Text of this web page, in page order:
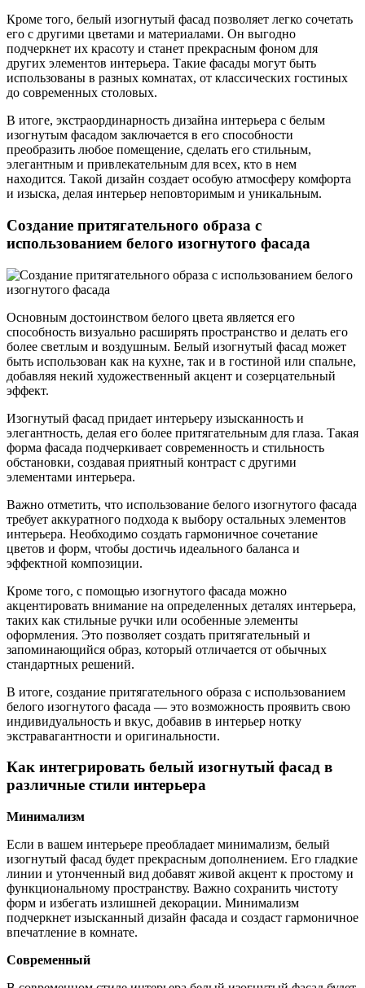
Кроме того, белый изогнутый фасад позволяет легко сочетать
его с другими цветами и материалами. Он выгодно
подчеркнет их красоту и станет прекрасным фоном для
других элементов интерьера. Такие фасады могут быть
использованы в разных комнатах, от классических гостиных
до современных столовых.
В итоге, экстраординарность дизайна интерьера с белым
изогнутым фасадом заключается в его способности
преобразить любое помещение, сделать его стильным,
элегантным и привлекательным для всех, кто в нем
находится. Такой дизайн создает особую атмосферу комфорта
и изыска, делая интерьер неповторимым и уникальным.
Создание притягательного образа с
использованием белого изогнутого фасада
Основным достоинством белого цвета является его
способность визуально расширять пространство и делать его
более светлым и воздушным. Белый изогнутый фасад может
быть использован как на кухне, так и в гостиной или спальне,
добавляя некий художественный акцент и созерцательный
эффект.
Изогнутый фасад придает интерьеру изысканность и
элегантность, делая его более притягательным для глаза. Такая
форма фасада подчеркивает современность и стильность
обстановки, создавая приятный контраст с другими
элементами интерьера.
Важно отметить, что использование белого изогнутого фасада
требует аккуратного подхода к выбору остальных элементов
интерьера. Необходимо создать гармоничное сочетание
цветов и форм, чтобы достичь идеального баланса и
эффектной композиции.
Кроме того, с помощью изогнутого фасада можно
акцентировать внимание на определенных деталях интерьера,
таких как стильные ручки или особенные элементы
оформления. Это позволяет создать притягательный и
запоминающийся образ, который отличается от обычных
стандартных решений.
В итоге, создание притягательного образа с использованием
белого изогнутого фасада — это возможность проявить свою
индивидуальность и вкус, добавив в интерьер нотку
экстравагантности и оригинальности.
Как интегрировать белый изогнутый фасад в
различные стили интерьера
Минимализм
Если в вашем интерьере преобладает минимализм, белый
изогнутый фасад будет прекрасным дополнением. Его гладкие
линии и утонченный вид добавят живой акцент к простому и
функциональному пространству. Важно сохранить чистоту
форм и избегать излишней декорации. Минимализм
подчеркнет изысканный дизайн фасада и создаст гармоничное
впечатление в комнате.
Современный